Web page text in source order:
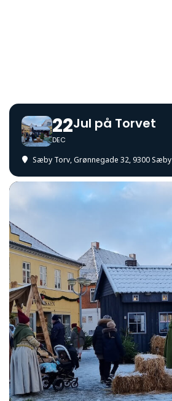
22
DEC
Jul på Torvet
Sæby Torv, Grønnegade 32, 9300 Sæby